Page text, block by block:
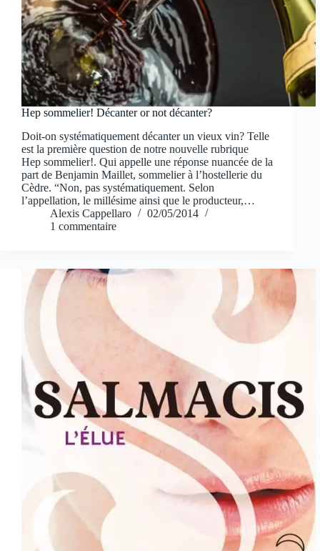
Hep sommelier! Décanter or not décanter?
Doit-on systématiquement décanter un vieux vin? Telle
est la première question de notre nouvelle rubrique
Hep sommelier!. Qui appelle une réponse nuancée de la
part de Benjamin Maillet, sommelier à l’hostellerie du
Cèdre. “Non, pas systématiquement. Selon
l’appellation, le millésime ainsi que le producteur,…
Alexis Cappellaro
02/05/2014
1 commentaire